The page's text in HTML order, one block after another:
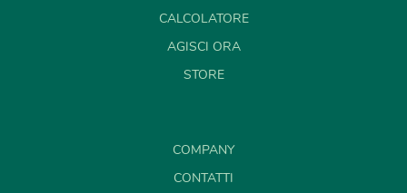
CALCOLATORE
AGISCI ORA
STORE
COMPANY
CONTATTI